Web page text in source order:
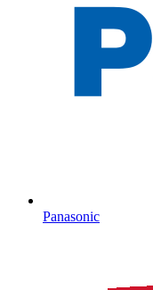
Panasonic